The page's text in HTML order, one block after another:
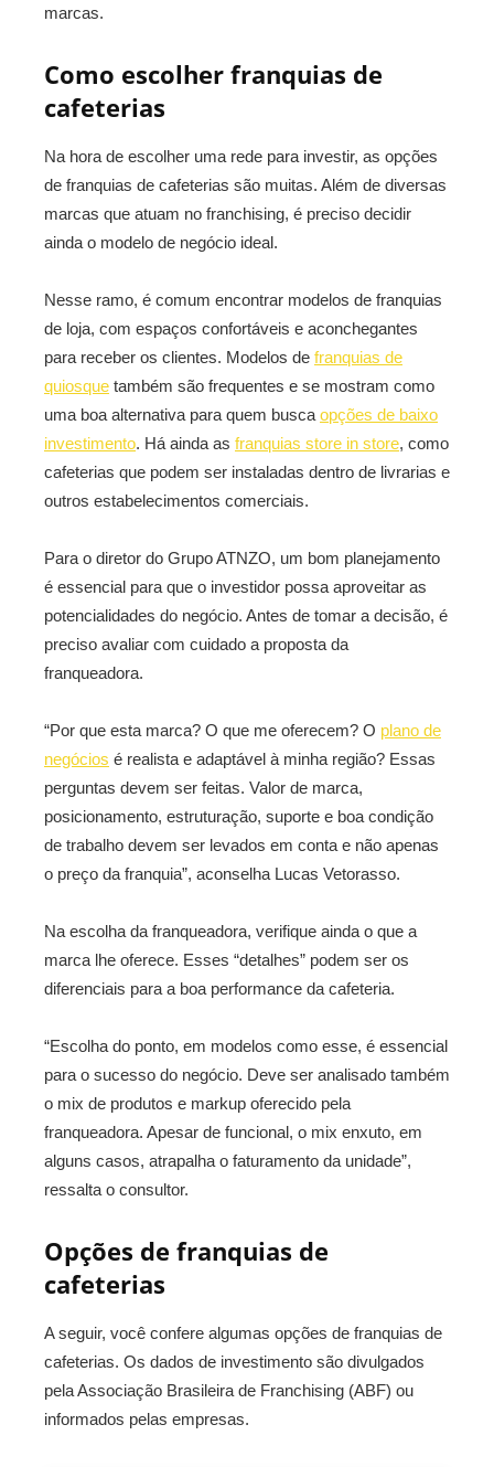
marcas.
Como escolher franquias de
cafeterias
Na hora de escolher uma rede para investir, as opções
de franquias de cafeterias são muitas. Além de diversas
marcas que atuam no franchising, é preciso decidir
ainda o modelo de negócio ideal.
Nesse ramo, é comum encontrar modelos de franquias
de loja, com espaços confortáveis e aconchegantes
para receber os clientes. Modelos de franquias de
quiosque também são frequentes e se mostram como
uma boa alternativa para quem busca opções de baixo
investimento. Há ainda as franquias store in store, como
cafeterias que podem ser instaladas dentro de livrarias e
outros estabelecimentos comerciais.
Para o diretor do Grupo ATNZO, um bom planejamento
é essencial para que o investidor possa aproveitar as
potencialidades do negócio. Antes de tomar a decisão, é
preciso avaliar com cuidado a proposta da
franqueadora.
“Por que esta marca? O que me oferecem? O plano de
negócios é realista e adaptável à minha região? Essas
perguntas devem ser feitas. Valor de marca,
posicionamento, estruturação, suporte e boa condição
de trabalho devem ser levados em conta e não apenas
o preço da franquia”, aconselha Lucas Vetorasso.
Na escolha da franqueadora, verifique ainda o que a
marca lhe oferece. Esses “detalhes” podem ser os
diferenciais para a boa performance da cafeteria.
“Escolha do ponto, em modelos como esse, é essencial
para o sucesso do negócio. Deve ser analisado também
o mix de produtos e markup oferecido pela
franqueadora. Apesar de funcional, o mix enxuto, em
alguns casos, atrapalha o faturamento da unidade”,
ressalta o consultor.
Opções de franquias de
cafeterias
A seguir, você confere algumas opções de franquias de
cafeterias. Os dados de investimento são divulgados
pela Associação Brasileira de Franchising (ABF) ou
informados pelas empresas.